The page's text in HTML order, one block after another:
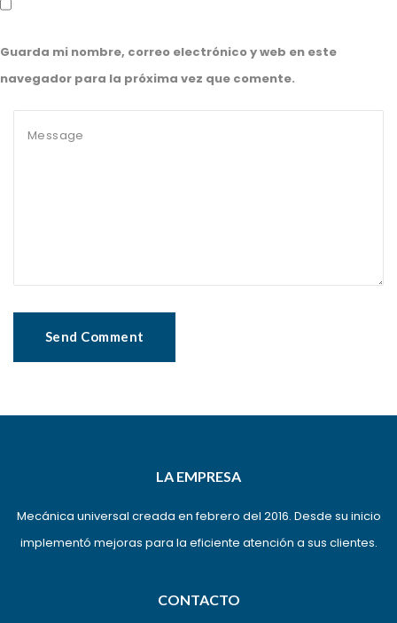
Guarda mi nombre, correo electrónico y web en este
navegador para la próxima vez que comente.
LA EMPRESA
Mecánica universal creada en febrero del 2016. Desde su inicio
implementó mejoras para la eficiente atención a sus clientes.
CONTACTO